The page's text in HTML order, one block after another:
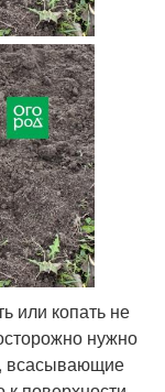
или копать не
нужно
всасывающие